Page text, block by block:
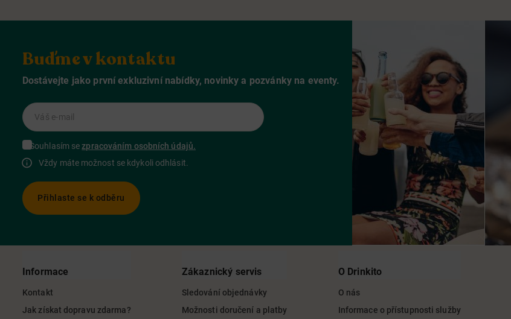
Buďme v kontaktu
Dostávejte jako první exkluzivní nabídky, novinky a pozvánky na eventy.
Váš e-mail
Souhlasím sezpracováním osobních údajů.
Vždy máte možnost se kdykoli odhlásit.
Přihlaste se k odběru
Informace
Kontakt
Jak získat dopravu zdarma?
Zákaznický servis
Sledování objednávky
Možnosti doručení a platby
O Drinkito
O nás
Informace o přístupnosti služby